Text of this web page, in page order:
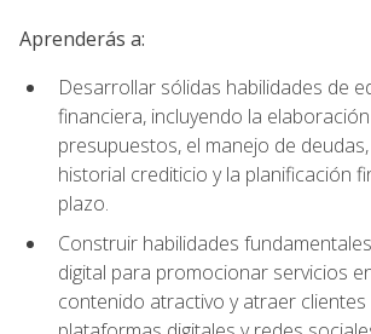
Aprenderás a:
Desarrollar sólidas habilidades de
financiera, incluyendo la
presupuestos, el manejo de
historial crediticio y la planificación
plazo.
Construir habilidades
digital para promocionar servicios
contenido atractivo y atraer clientes